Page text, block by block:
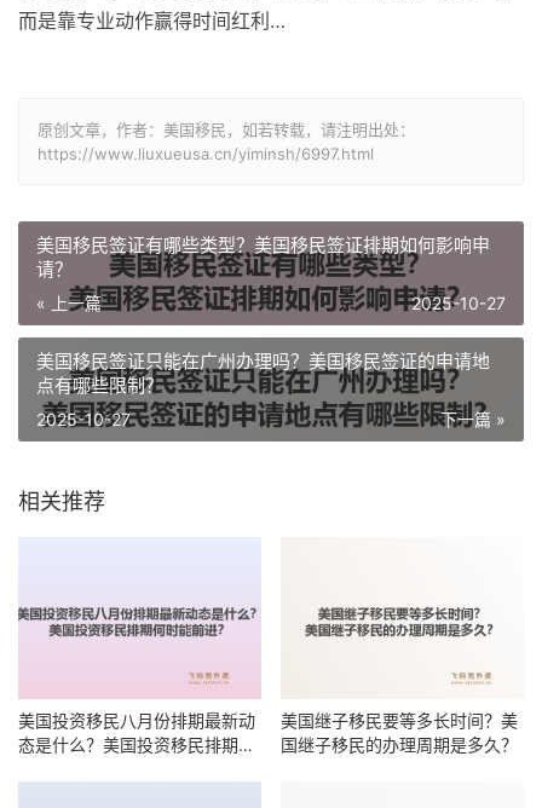
而是靠专业动作赢得时间红利…
原创文章，作者：美国移民，如若转载，请注明出处：
https://www.liuxueusa.cn/yiminsh/6997.html
美国移民签证有哪些类型？美国移民签证排期如何影响申
请？
« 上一篇 2025-10-27
美国移民签证只能在广州办理吗？美国移民签证的申请地
点有哪些限制？
下一篇 »
2025-10-27
相关推荐
美国投资移民八月份排期最新动
态是什么？美国投资移民排期何
美国继子移民要等多长时间？美
国继子移民的办理周期是多久？